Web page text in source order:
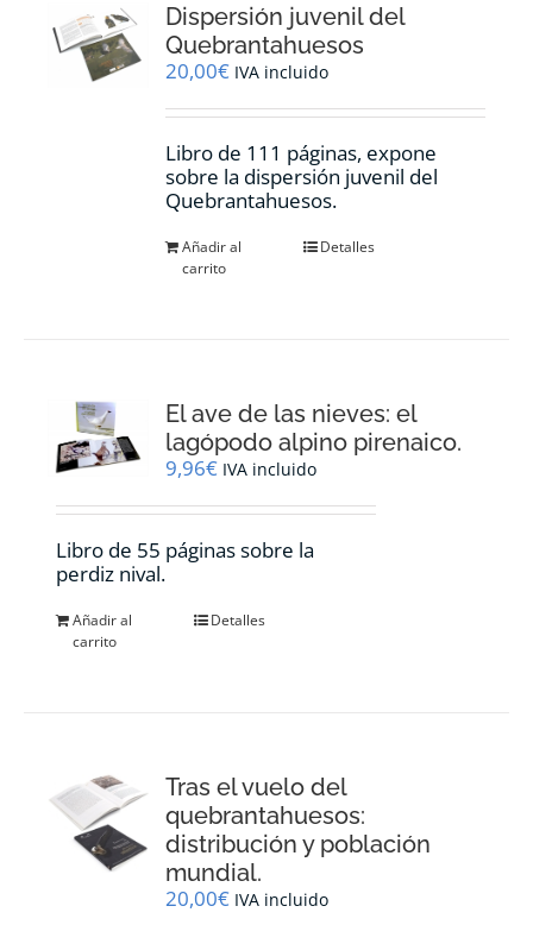
Dispersión juvenil del
Quebrantahuesos
20,00€ IVA incluido
Libro de 111 páginas, expone
sobre la dispersión juvenil del
Quebrantahuesos.
Añadir al
carrito
Detalles
El ave de las nieves: el
lagópodo alpino pirenaico.
9,96€ IVA incluido
Libro de 55 páginas sobre la
perdiz nival.
Añadir al
carrito
Detalles
Tras el vuelo del
quebrantahuesos:
distribución y población
mundial.
20,00€ IVA incluido